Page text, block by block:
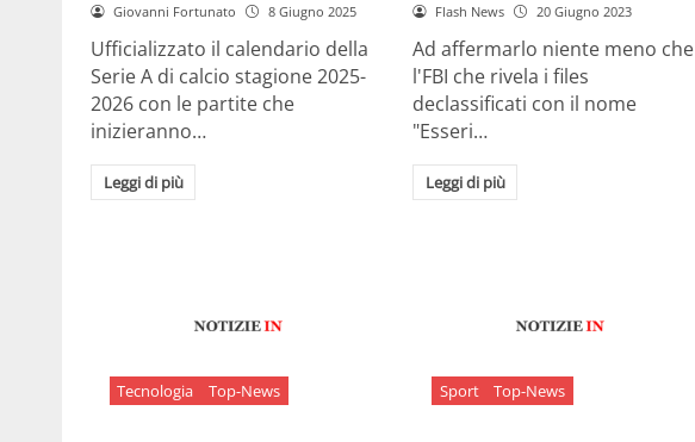
Giovanni Fortunato 8 Giugno 2025
Ufficializzato il calendario della
Serie A di calcio stagione 2025-
2026 con le partite che
inizieranno…
Leggi di più
Flash News 20 Giugno 2023
Ad affermarlo niente meno che
l'FBI che rivela i files
declassificati con il nome
"Esseri…
Leggi di più
Tecnologia Top-News Sport Top-News